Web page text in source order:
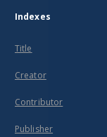
Indexes
Title
Creator
Contributor
Publisher